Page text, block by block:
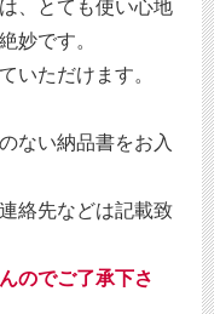
、とても使い心地
妙です。
いただけます。
ない納品書をお入
絡先などは記載致
のでご了承下さ